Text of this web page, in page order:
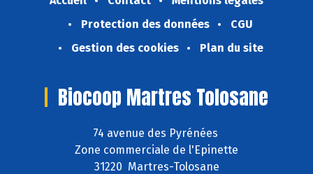
Protection des données
CGU
Gestion des cookies
Plan du site
Biocoop Martres Tolosane
74 avenue des Pyrénées
Zone commerciale de l'Epinette
31220 Martres-Tolosane